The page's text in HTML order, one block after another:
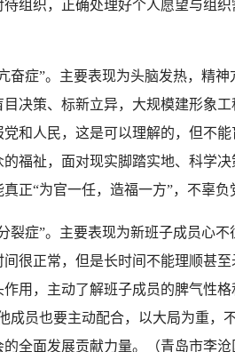
待组织，正确处理好个人愿望与组
症”。主要表现为头脑发热，精神
目决策、标新立异，大规模建形象
党和人民，这是可以理解的，但不
的福祉，面对现实脚踏实地、科学
真正“为官一任，造福一方”，不辜负
症”。主要表现为新班子成员心不
间很正常，但是长时间不能理顺甚
作用，主动了解班子成员的脾气性
成员也要主动配合，以大局为重，
全面发展贡献力量。（青岛市李沧